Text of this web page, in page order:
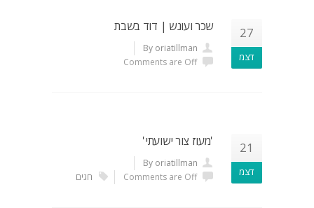
27
דצמ
שכר ועונש | דוד בשבת
By oriatillman
Comments are Off
21
דצמ
'מעוז צור ישועתי'
By oriatillman
Comments are Off
חגים